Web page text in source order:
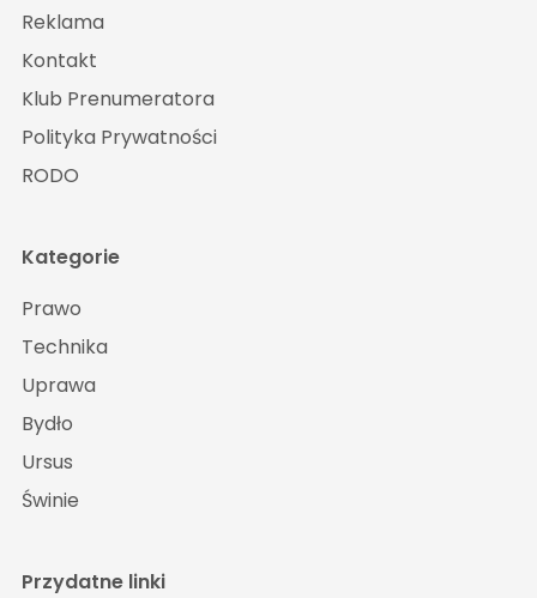
Reklama
Kontakt
Klub Prenumeratora
Polityka Prywatności
RODO
Kategorie
Prawo
Technika
Uprawa
Bydło
Ursus
Świnie
Przydatne linki